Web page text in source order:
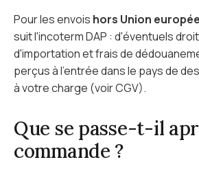
Pour les envois hors Union
suit l'incoterm DAP : d'éventuels
d'importation et frais de
perçus à l'entrée dans le pays de
à votre charge (voir CGV).
Que se passe-t-il
commande ?